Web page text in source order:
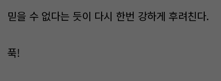
믿을 수 없다는 듯이 다시 한번 강하게 후려친다.
푹!